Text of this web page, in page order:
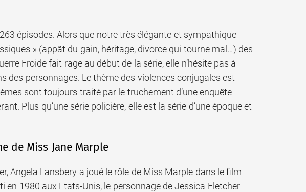
épisodes. Alors que notre très élégante et sympathique
» (appât du gain, héritage, divorce qui tourne mal…) des
Froide fait rage au début de la série, elle n’hésite pas à
des personnages. Le thème des violences conjugales est
sont toujours traité par le truchement d’une enquête
Plus qu’une série policière, elle est la série d’une époque et
de Miss Jane Marple
Angela Lansbery a joué le rôle de Miss Marple dans le film
en 1980 aux Etats-Unis, le personnage de Jessica Fletcher